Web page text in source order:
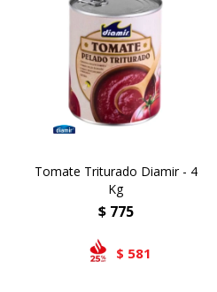
Tomate Triturado Diamir - 4
Kg
$ 775
$ 581